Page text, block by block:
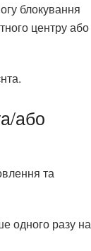
блокування
центру або
або
та
одного разу на